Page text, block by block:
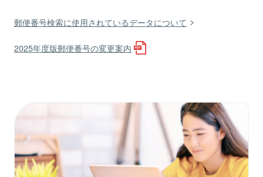
郵便番号検索に使用されているデータについて
2025年度版郵便番号の変更案内